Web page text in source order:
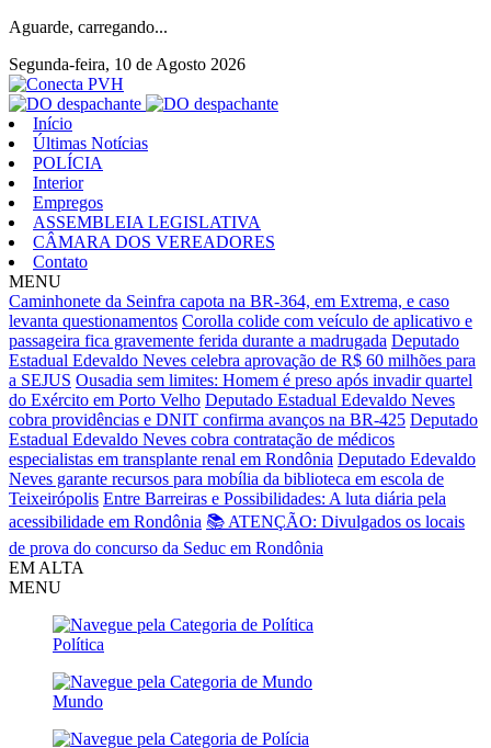
Aguarde, carregando...
Segunda-feira, 10 de Agosto 2026
Início
Últimas Notícias
POLÍCIA
Interior
Empregos
ASSEMBLEIA LEGISLATIVA
CÂMARA DOS VEREADORES
Contato
MENU
Caminhonete da Seinfra capota na BR-364, em Extrema, e caso
levanta questionamentos Corolla colide com veículo de aplicativo e
passageira fica gravemente ferida durante a madrugada Deputado
Estadual Edevaldo Neves celebra aprovação de R$ 60 milhões para
a SEJUS Ousadia sem limites: Homem é preso após invadir quartel
do Exército em Porto Velho Deputado Estadual Edevaldo Neves
cobra providências e DNIT confirma avanços na BR-425 Deputado
Estadual Edevaldo Neves cobra contratação de médicos
especialistas em transplante renal em Rondônia Deputado Edevaldo
Neves garante recursos para mobília da biblioteca em escola de
Teixeirópolis Entre Barreiras e Possibilidades: A luta diária pela
acessibilidade em Rondônia 📚 ATENÇÃO: Divulgados os locais
de prova do concurso da Seduc em Rondônia
EM ALTA
MENU
Política
Mundo